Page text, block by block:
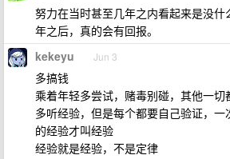
努力在当时甚至几年之内看起来是没
年之后，真的会有回报。
kekeyu Jun 3
多搞钱
乘着年轻多尝试，赌毒别碰，其他一切
多听经验，但是每个都要自己验证，
的经验才叫经验
经验就是经验，不是定律